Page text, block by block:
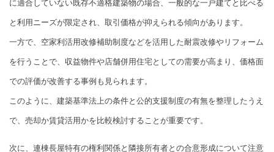
に適合していない既存不適格建築物の場合、一般的な一戸建てと比べる
と利用ニーズが限定され、取引価格が抑えられる傾向があります。
一方で、空家利活用改修補助制度などを活用した耐震改修やリフォーム
を行うことで、収益物件や店舗併用住宅としての需要が高まり、価格面
での評価が改善する事例も見られます。
このように、建築基準法上の条件と公的支援制度の有無を整理したうえ
で、売却か賃貸活用かを比較検討することが重要です。
次に、連棟長屋特有の権利関係と隣接所有者との合意形成について注意